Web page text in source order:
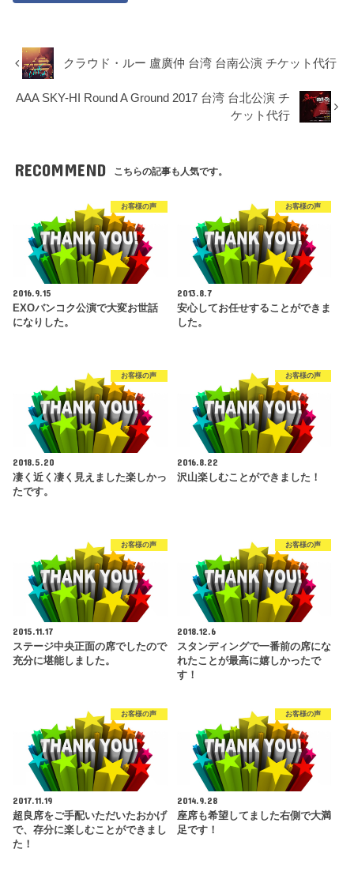
クラウド・ルー 盧廣仲 台湾 台南公演 チケット代行
AAA SKY-HI Round A Ground 2017 台湾 台北公演 チ
ケット代行
RECOMMEND こちらの記事も人気です。
お客様の声
2016.9.15
EXOバンコク公演で大変お世話
になりした。
お客様の声
2013.8.7
安心してお任せすることができま
した。
お客様の声
2018.5.20
凄く近く凄く見えました楽しかっ
たです。
お客様の声
2016.8.22
沢山楽しむことができました！
お客様の声
2015.11.17
ステージ中央正面の席でしたので
充分に堪能しました。
お客様の声
2018.12.6
スタンディングで一番前の席にな
れたことが最高に嬉しかったで
す！
お客様の声
2017.11.19
超良席をご手配いただいたおかげ
で、存分に楽しむことができまし
た！
お客様の声
2014.9.28
座席も希望してました右側で大満
足です！